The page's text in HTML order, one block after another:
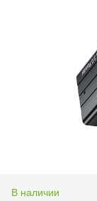
В наличии